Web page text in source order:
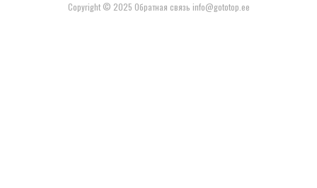
Copyright © 2025 Обратная связь info@gototop.ee